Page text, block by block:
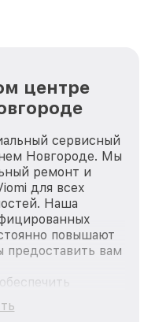
центре
сервисный
Новгороде. Мы
ремонт и
для всех
Наша
повышают
вам
ремонт для
Viomi, вне